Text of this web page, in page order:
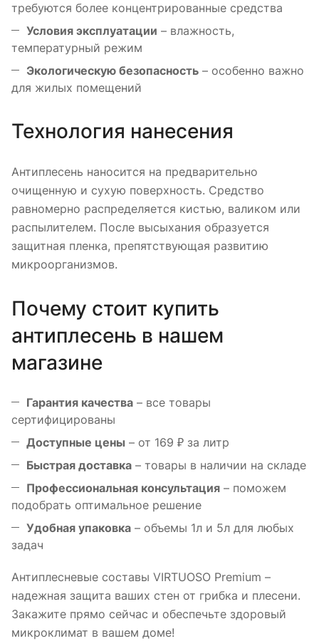
требуются более концентрированные средства
Условия эксплуатации – влажность,
температурный режим
Экологическую безопасность – особенно важно
для жилых помещений
Технология нанесения
Антиплесень наносится на предварительно
очищенную и сухую поверхность. Средство
равномерно распределяется кистью, валиком или
распылителем. После высыхания образуется
защитная пленка, препятствующая развитию
микроорганизмов.
Почему стоит купить
антиплесень в нашем
магазине
Гарантия качества – все товары
сертифицированы
Доступные цены – от 169 ₽ за литр
Быстрая доставка – товары в наличии на складе
Профессиональная консультация – поможем
подобрать оптимальное решение
Удобная упаковка – объемы 1л и 5л для любых
задач
Антиплесневые составы VIRTUOSO Premium –
надежная защита ваших стен от грибка и плесени.
Закажите прямо сейчас и обеспечьте здоровый
микроклимат в вашем доме!